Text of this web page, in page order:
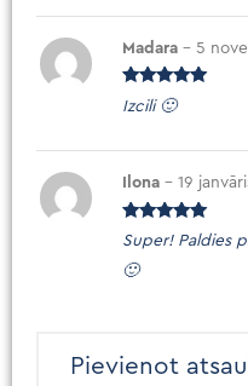
Novērtēts
ar5no 5
Madara – 5
Izcili 🙂
Novērtēts
ar5no 5
Ilona – 19
Super! Paldies
🙂
Pievienot